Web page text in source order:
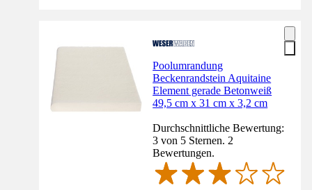
Poolumrandung
Beckenrandstein Aquitaine
Element gerade Betonweiß
49,5 cm x 31 cm x 3,2 cm
Durchschnittliche Bewertung:
3 von 5 Sternen. 2
Bewertungen.